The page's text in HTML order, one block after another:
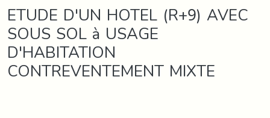
ETUDE D'UN HOTEL (R+9) AVEC
SOUS SOL à USAGE
D'HABITATION
CONTREVENTEMENT MIXTE